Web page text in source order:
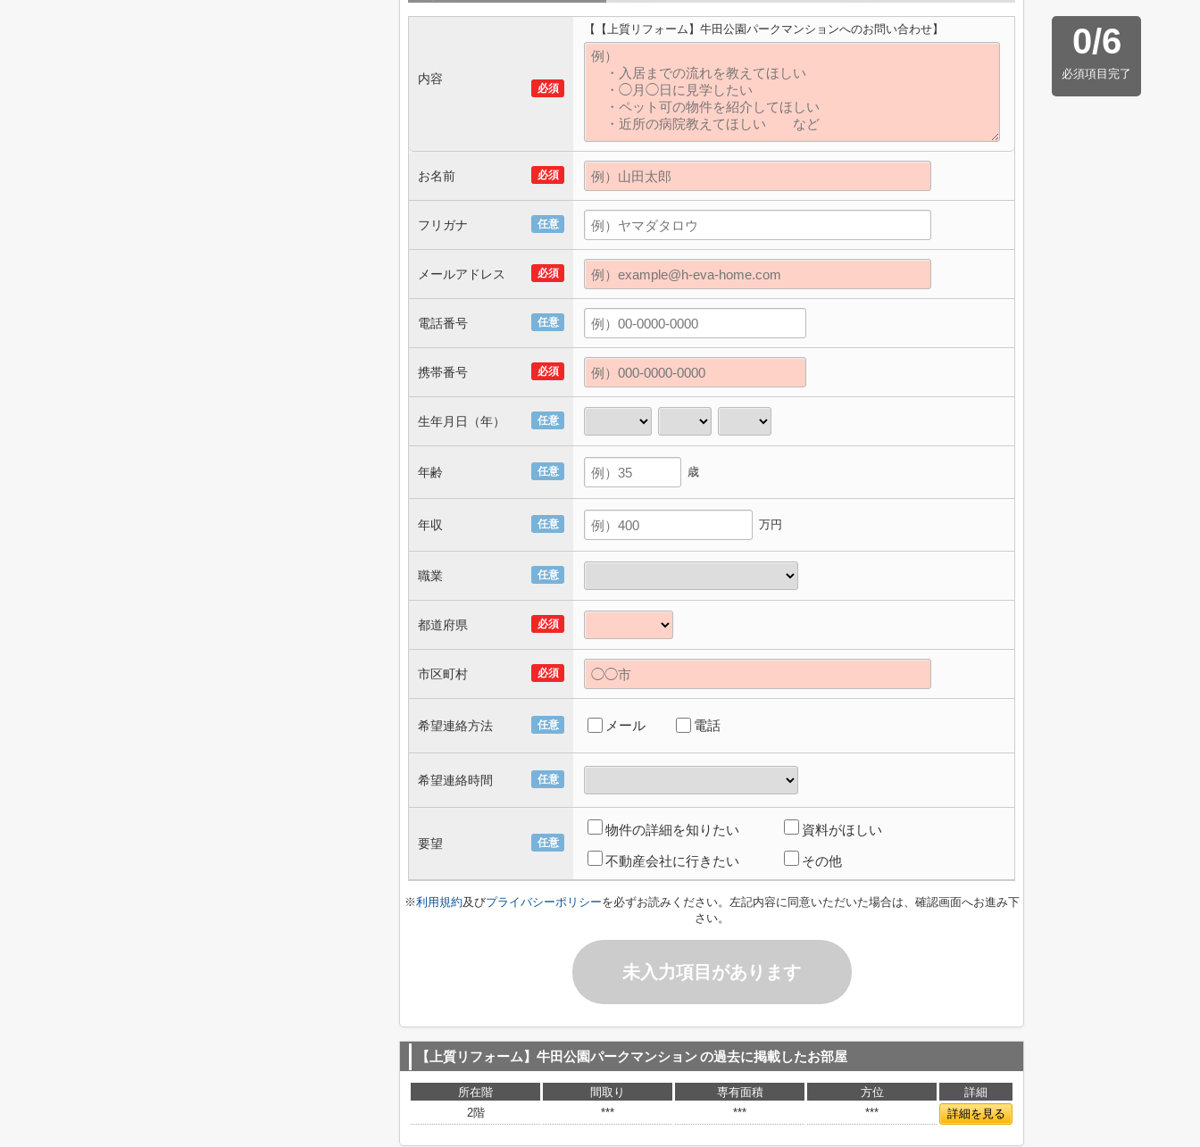
0/6
必須項目完了
必須
内容
【【上質リフォーム】牛田公園パークマンションへのお問い合わせ】
必須
お名前
任意
フリガナ
必須
メールアドレス
任意
電話番号
必須
携帯番号
任意
生年月日（年）
任意
年齢 歳
任意
年収 万円
任意
職業
必須
都道府県
必須
市区町村
任意
希望連絡方法 メール 電話
任意
希望連絡時間
任意
要望
物件の詳細を知りたい 資料がほしい
不動産会社に行きたい その他
※利用規約及びプライバシーポリシーを必ずお読みください。左記内容に同意いただいた場合は、確認画面へお進み下
さい。
未入力項目があります
【上質リフォーム】牛田公園パークマンションの過去に掲載したお部屋
所在階 間取り 専有面積 方位
詳細
2階
*** *** *** 詳細を見る